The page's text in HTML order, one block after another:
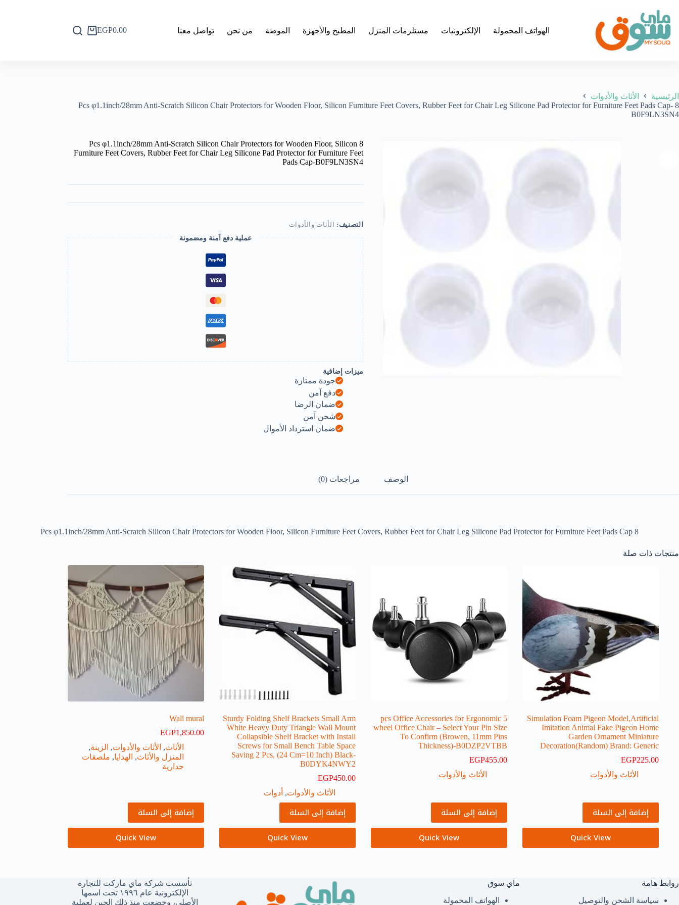
إلى
المحتوى
الهواتف المحمولة الإلكترونيات مستلزمات المنزل المطبخ والأجهزة الموضة من نحن تواصل معنا
عربةEGP0.00
الرئيسية
الأثاث والأدوات
8 Pcs φ1.1inch/28mm Anti-Scratch Silicon Chair Protectors for Wooden Floor, Silicon Furniture Feet Covers, Rubber Feet for Chair Leg Silicone Pad Protector for Furniture Feet Pads Cap-
B0F9LN3SN4
8 Pcs φ1.1inch/28mm Anti-Scratch Silicon Chair Protectors for Wooden Floor, Silicon
Furniture Feet Covers, Rubber Feet for Chair Leg Silicone Pad Protector for Furniture Feet
Pads Cap-B0F9LN3SN4
التصنيف:
الأثاث والأدوات
عملية دفع آمنة ومضمونة
ميزات إضافية
جودة ممتازة
دفع آمن
ضمان الرضا
شحن آمن
ضمان استرداد الأموال
الوصف مراجعات (0)
8 Pcs φ1.1inch/28mm Anti-Scratch Silicon Chair Protectors for Wooden Floor, Silicon Furniture Feet Covers, Rubber Feet for Chair Leg Silicone Pad Protector for Furniture Feet Pads Cap
منتجات ذات صلة
Simulation Foam Pigeon Model,Artificial
Imitation Animal Fake Pigeon Home
Garden Ornament Miniature
Decoration(Random) Brand: Generic
EGP225.00
الأثاث والأدوات
إضافة إلى السلة
Quick View
5 pcs Office Accessories for Ergonomic
wheel Office Chair – Select Your Pin Size
To Confirm (Browen, 11mm Pins
Thickness)-B0DZP2VTBB
EGP455.00
الأثاث والأدوات
إضافة إلى السلة
Quick View
Sturdy Folding Shelf Brackets Small Arm
White Heavy Duty Triangle Wall Mount
Collapsible Shelf Bracket with Install
Screws for Small Bench Table Space
Saving 2 Pcs, (24 Cm=10 Inch) Black-
B0DYK4NWY2
EGP450.00
الأثاث والأدوات, أدوات
إضافة إلى السلة
Quick View
Wall mural
EGP1,850.00
الأثاث, الأثاث والأدوات, الزينة,
المنزل والأثاث, الهدايا, ملصقات
جدارية
إضافة إلى السلة
Quick View
روابط هامة
سياسة الشحن والتوصيل
ماي سوق
الهواتف المحمولة
تأسست شركة ماي ماركت للتجارة
الإلكترونية عام ١٩٩٦ تحت اسمها
الأصلي، وخضعت منذ ذلك الحين لعملية